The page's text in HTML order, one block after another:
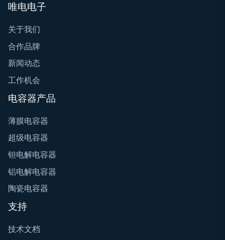
唯电电子
关于我们
合作品牌
新闻动态
工作机会
电容器产品
薄膜电容器
超级电容器
钽电解电容器
铝电解电容器
陶瓷电容器
支持
技术文档